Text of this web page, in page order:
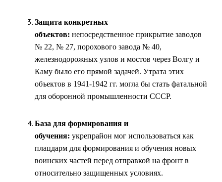
Защита конкретных
объектов: непосредственное прикрытие заводов
№ 22, № 27, порохового завода № 40,
железнодорожных узлов и мостов через Волгу и
Каму было его прямой задачей. Утрата этих
объектов в 1941-1942 гг. могла бы стать фатальной
для оборонной промышленности СССР.
База для формирования и
обучения: укрепрайон мог использоваться как
плацдарм для формирования и обучения новых
воинских частей перед отправкой на фронт в
относительно защищенных условиях.